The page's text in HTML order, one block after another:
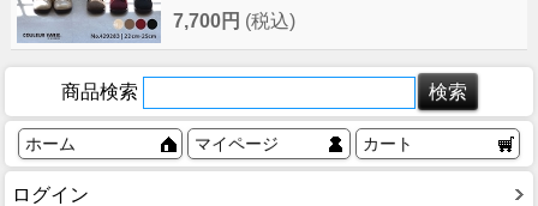
7,700円 (税込)
商品検索
ホーム マイページ カート
ログイン